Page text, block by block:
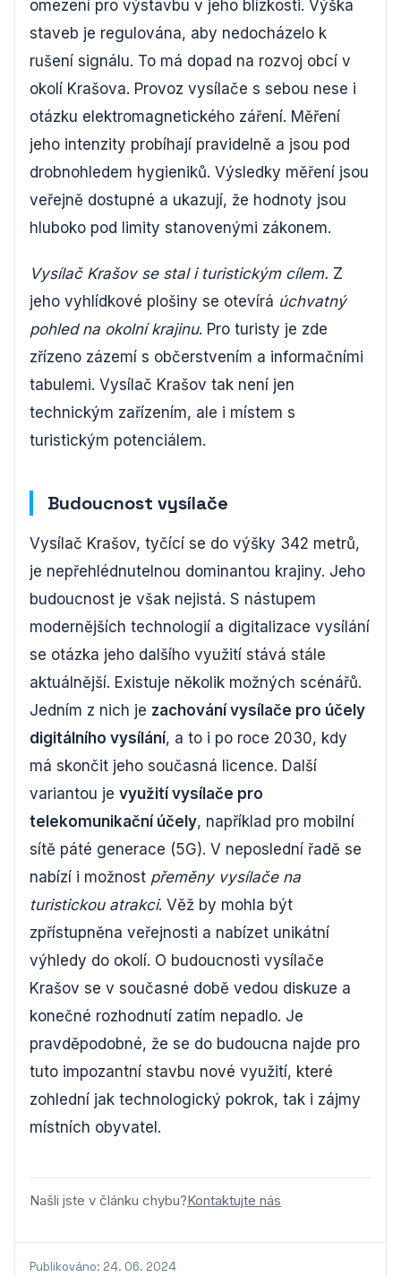
omezení pro výstavbu v jeho blízkosti. Výška
staveb je regulována, aby nedocházelo k
rušení signálu. To má dopad na rozvoj obcí v
okolí Krašova. Provoz vysílače s sebou nese i
otázku elektromagnetického záření. Měření
jeho intenzity probíhají pravidelně a jsou pod
drobnohledem hygieniků. Výsledky měření jsou
veřejně dostupné a ukazují, že hodnoty jsou
hluboko pod limity stanovenými zákonem.
Vysílač Krašov se stal i turistickým cílem. Z
jeho vyhlídkové plošiny se otevírá úchvatný
pohled na okolní krajinu. Pro turisty je zde
zřízeno zázemí s občerstvením a informačními
tabulemi. Vysílač Krašov tak není jen
technickým zařízením, ale i místem s
turistickým potenciálem.
Budoucnost vysílače
Vysílač Krašov, tyčící se do výšky 342 metrů,
je nepřehlédnutelnou dominantou krajiny. Jeho
budoucnost je však nejistá. S nástupem
modernějších technologií a digitalizace vysílání
se otázka jeho dalšího využití stává stále
aktuálnější. Existuje několik možných scénářů.
Jedním z nich je zachování vysílače pro účely
digitálního vysílání, a to i po roce 2030, kdy
má skončit jeho současná licence. Další
variantou je využití vysílače pro
telekomunikační účely, například pro mobilní
sítě páté generace (5G). V neposlední řadě se
nabízí i možnost přeměny vysílače na
turistickou atrakci. Věž by mohla být
zpřístupněna veřejnosti a nabízet unikátní
výhledy do okolí. O budoucnosti vysílače
Krašov se v současné době vedou diskuze a
konečné rozhodnutí zatím nepadlo. Je
pravděpodobné, že se do budoucna najde pro
tuto impozantní stavbu nové využití, které
zohlední jak technologický pokrok, tak i zájmy
místních obyvatel.
Našli jste v článku chybu?Kontaktujte nás
Publikováno: 24. 06. 2024